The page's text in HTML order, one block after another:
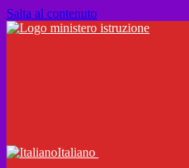
Salta al contenuto
Italiano